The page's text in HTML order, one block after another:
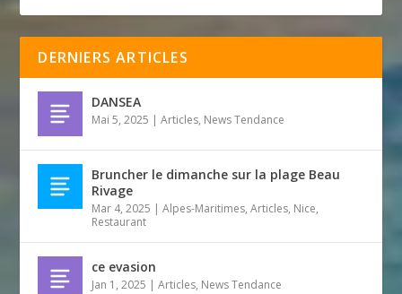
DERNIERS ARTICLES
DANSEA
Mai 5, 2025 |Articles, News Tendance
Bruncher le dimanche sur la plage Beau
Rivage
Mar 4, 2025 |Alpes-Maritimes,Articles, Nice,
Restaurant
ce evasion
Jan 1, 2025 |Articles, News Tendance